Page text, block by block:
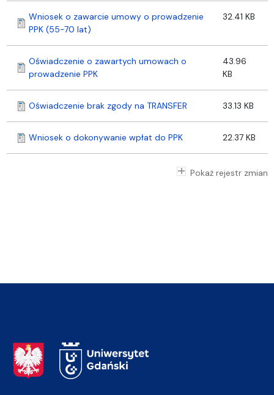
Wniosek o zawarcie umowy o prowadzenie
PPK (55-70 lat)
32.41 KB
Oświadczenie o zawartych umowach o
prowadzenie PPK
43.96
KB
Oświadczenie brak zgody na TRANSFER 33.13 KB
Wniosek o dokonywanie wpłat do PPK 22.37 KB
Pokaż rejestr zmian
Adres Rektoratu